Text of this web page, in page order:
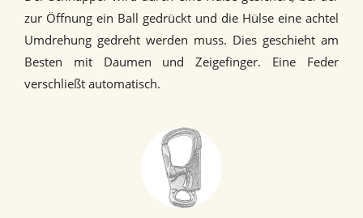
zur Öffnung ein Ball gedrückt und die Hülse eine achtel
Umdrehung gedreht werden muss. Dies geschieht am
Besten mit Daumen und Zeigefinger. Eine Feder
verschließt automatisch.